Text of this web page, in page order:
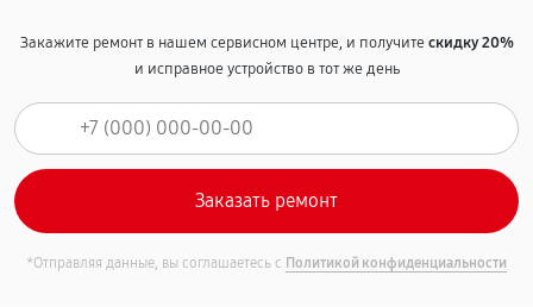
Закажите ремонт в нашем сервисном центре, и получитескидку 20%
и исправное устройство в тот же день
*Отправляя данные, вы соглашаетесь с Политикой конфиденциальности